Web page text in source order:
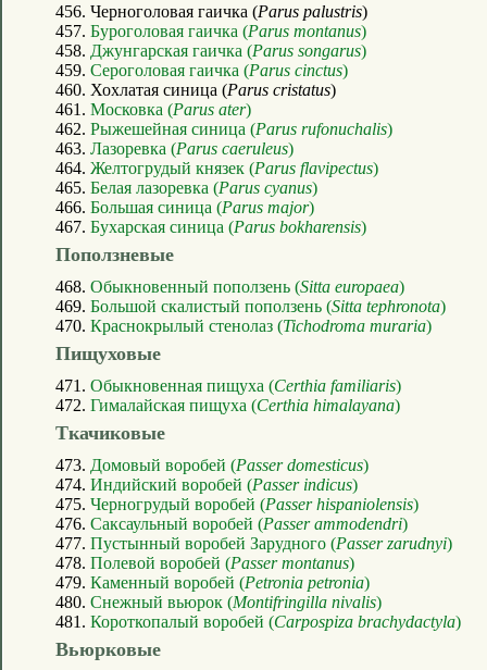
456. Черноголовая гаичка (Parus palustris)
457. Буроголовая гаичка (Parus montanus)
458. Джунгарская гаичка (Parus songarus)
459. Сероголовая гаичка (Parus cinctus)
460. Хохлатая синица (Parus cristatus)
461. Московка (Parus ater)
462. Рыжешейная синица (Parus rufonuchalis)
463. Лазоревка (Parus caeruleus)
464. Желтогрудый князек (Parus flavipectus)
465. Белая лазоревка (Parus cyanus)
466. Большая синица (Parus major)
467. Бухарская синица (Parus bokharensis)
Поползневые
468. Обыкновенный поползень (Sitta europaea)
469. Большой скалистый поползень (Sitta tephronota)
470. Краснокрылый стенолаз (Tichodroma muraria)
Пищуховые
471. Обыкновенная пищуха (Certhia familiaris)
472. Гималайская пищуха (Certhia himalayana)
Ткачиковые
473. Домовый воробей (Passer domesticus)
474. Индийский воробей (Passer indicus)
475. Черногрудый воробей (Passer hispaniolensis)
476. Саксаульный воробей (Passer ammodendri)
477. Пустынный воробей Зарудного (Passer zarudnyi)
478. Полевой воробей (Passer montanus)
479. Каменный воробей (Petronia petronia)
480. Снежный вьюрок (Montifringilla nivalis)
481. Короткопалый воробей (Carpospiza brachydactyla)
Вьюрковые